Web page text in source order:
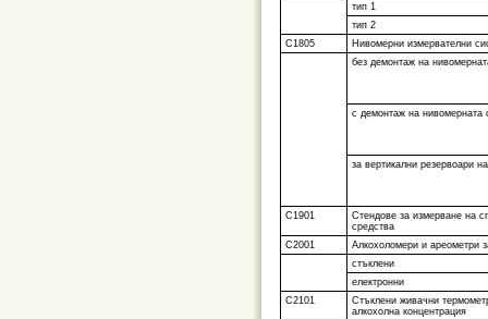
тип 1
тип 2
С1805
Нивомерни измервателни
без демонтаж на
с демонтаж на нивомерната
за вертикални резервоари
С1901
Стендове за измерване на
средства
С2001
Алкохоломери и ареометри
стъклени
електронни
С2101
Стъклени живачни
алкохолна концентрация